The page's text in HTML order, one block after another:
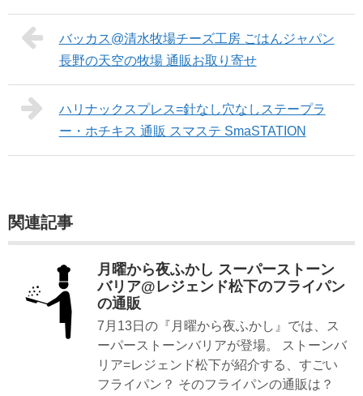
バッカス@清水牧場チーズ工房 ごはんジャパン
長野の天空の牧場 通販お取り寄せ
ハリナックスプレス=針なし穴なしステープラ
ー・ホチキス 通販 スマステ SmaSTATION
関連記事
月曜から夜ふかし スーパーストーン
バリア@レジェンド松下のフライパン
の通販
7月13日の『月曜から夜ふかし』では、ス
ーパーストーンバリアが登場。 ストーンバ
リア=レジェンド松下が紹介する、すごい
フライパン？ そのフライパンの通販は？